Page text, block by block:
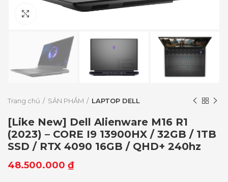
Click to enlarge
Trang chủ SẢN PHẨM LAPTOP DELL
[Like New] Dell Alienware M16 R1
(2023) – CORE I9 13900HX / 32GB / 1TB
SSD / RTX 4090 16GB / QHD+ 240hz
48.500.000 ₫